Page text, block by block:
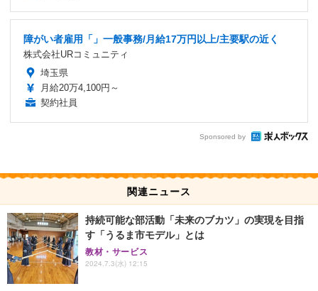
障がい者雇用「」一般事務/月給17万円以上/主要駅の近く
株式会社URコミュニティ
埼玉県
月給20万4,100円～
契約社員
Sponsored by
関連ニュース
持続可能な部活動「未来のブカツ」の実現を目指
す「うるま市モデル」とは
教材・サービス
2024.7.3(水) 12:15